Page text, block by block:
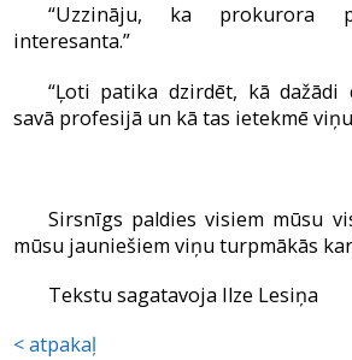
“Uzzināju, ka
interesanta.”
“Ļoti patika dzirdēt, kā
savā profesijā un kā tas ietekmē
Sirsnīgs paldies visiem mūsu
mūsu jauniešiem viņu turpmākās
Tekstu sagatavoja Ilze Lesiņa
atpakaļ